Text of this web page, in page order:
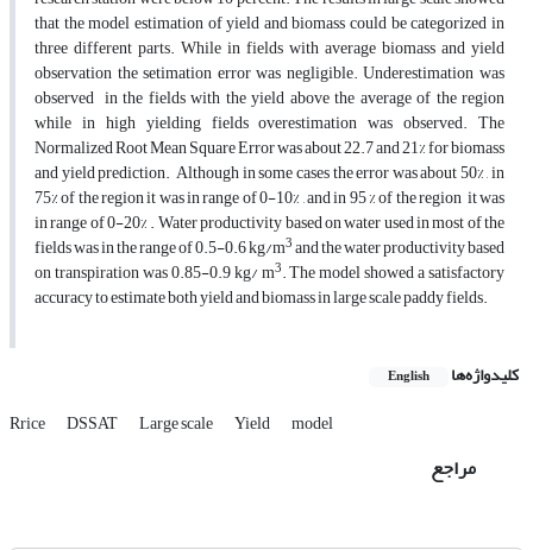
that the model estimation of yield and biomass could be categorized in
three different parts. While in fields with average biomass and yield
observation the setimation error was negligible. Underestimation was
observed in the fields with the yield above the average of the region
while in high yielding fields overestimation was observed. The
Normalized Root Mean Square Error was about 22.7 and 21% for biomass
and yield prediction. Although in some cases the error was about 50% , in
75% of the region it was in range of 0-10% , and in 95 % of the region it was
in range of 0-20% . Water productivity based on water used in most of the
fields was in the range of 0.5-0.6 kg/m3and the water productivity based
on transpiration was 0.85-0.9 kg/ m3. The model showed a satisfactory
accuracy to estimate both yield and biomass in large scale paddy fields.
کلیدواژه‌ها English
Rrice DSSAT Large scale Yield model
مراجع